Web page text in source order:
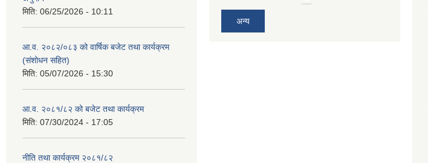
मिति: 06/25/2026 - 10:11
आ.व. २०८२/०८३ को वार्षिक बजेट तथा कार्यक्रम
(संशोधन सहित)
मिति: 05/07/2026 - 15:30
आ.व. २०८१/८२ को बजेट तथा कार्यक्रम
मिति: 07/30/2024 - 17:05
नीति तथा कार्यक्रम २०८१/८२
अन्य